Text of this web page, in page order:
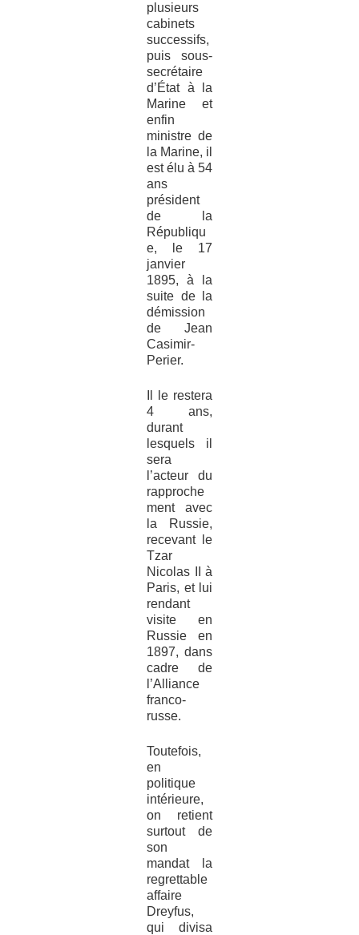
plusieurs
cabinets
successifs,
puis sous-
secrétaire
d’État à la
Marine et
enfin
ministre de
la Marine, il
est élu à 54
ans
président
de la
Républiqu
e, le 17
janvier
1895, à la
suite de la
démission
de Jean
Casimir-
Perier.
Il le restera
4 ans,
durant
lesquels il
sera
l’acteur du
rapproche
ment avec
la Russie,
recevant le
Tzar
Nicolas II à
Paris, et lui
rendant
visite en
Russie en
1897, dans
cadre de
l’Alliance
franco-
russe.
Toutefois,
en
politique
intérieure,
on retient
surtout de
son
mandat la
regrettable
affaire
Dreyfus,
qui divisa